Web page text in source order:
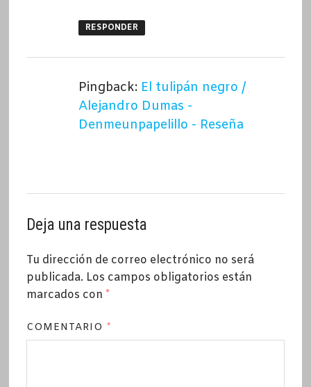
RESPONDER
Pingback: El tulipán negro /
Alejandro Dumas -
Denmeunpapelillo - Reseña
Deja una respuesta
Tu dirección de correo electrónico no será
publicada. Los campos obligatorios están
marcados con *
COMENTARIO *